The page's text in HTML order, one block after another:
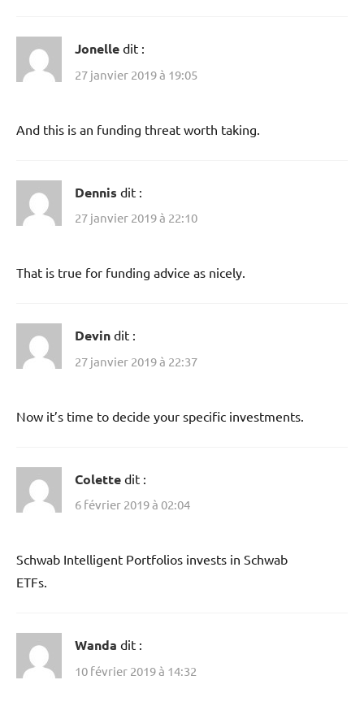
Jonelle dit :
27 janvier 2019 à 19:05
And this is an funding threat worth taking.
Dennis dit :
27 janvier 2019 à 22:10
That is true for funding advice as nicely.
Devin dit :
27 janvier 2019 à 22:37
Now it’s time to decide your specific investments.
Colette dit :
6 février 2019 à 02:04
Schwab Intelligent Portfolios invests in Schwab
ETFs.
Wanda dit :
10 février 2019 à 14:32